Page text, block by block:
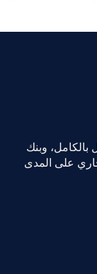
وبنك
على المدى